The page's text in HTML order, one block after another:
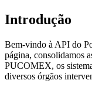
Introdução
Bem-vindo à API do
página, consolidamos
PUCOMEX, os
diversos órgãos